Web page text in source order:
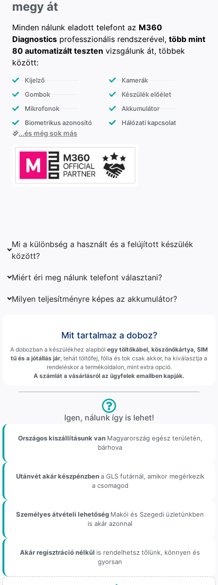
megy át
Minden nálunk eladott telefont az M360
Diagnostics professzionális rendszerével, több mint
80 automatizált teszten vizsgálunk át, többek
között:
Kijelző
Gombok
Mikrofonok
Biometrikus azonosító
Kamerák
Készülék előélet
Akkumulátor
Hálózati kapcsolat
...és még sok más
Mi a különbség a használt és a felújított készülék
között?
Miért éri meg nálunk telefont választani?
Milyen teljesítményre képes az akkumulátor?
Mit tartalmaz a doboz?
A dobozban a készülékhez alapból egy töltőkábel, köszönőkártya, SIM
tű és a jótállás jár , tehát töltőfej, fólia és tok csak akkor, ha kiválasztja a
rendeléskor a termékoldalon, mint extra opció.
A számlát a vásárlásról az ügyfelek emailben kapják.
Igen, nálunk így is lehet!
Országos kiszállításunk van Magyarország egész területén,
bárhova
Utánvét akár készpénzbena GLS futárnál, amikor megérkezik
a csomagod
Személyes átvételi lehetőség Makói és Szegedi üzletünkben
is akár azonnal
Akár regisztráció nélkül is rendelhetsz tőlünk, könnyen és
gyorsan